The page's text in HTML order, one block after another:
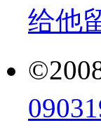
给他